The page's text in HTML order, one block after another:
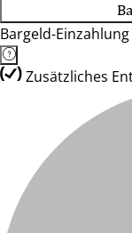
Bargeld-
Zusätzliches